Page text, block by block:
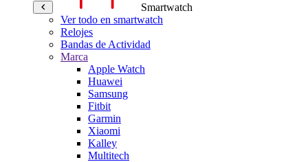
Smartwatch
Ver todo en smartwatch
Relojes
Bandas de Actividad
Marca
Apple Watch
Huawei
Samsung
Fitbit
Garmin
Xiaomi
Kalley
Multitech